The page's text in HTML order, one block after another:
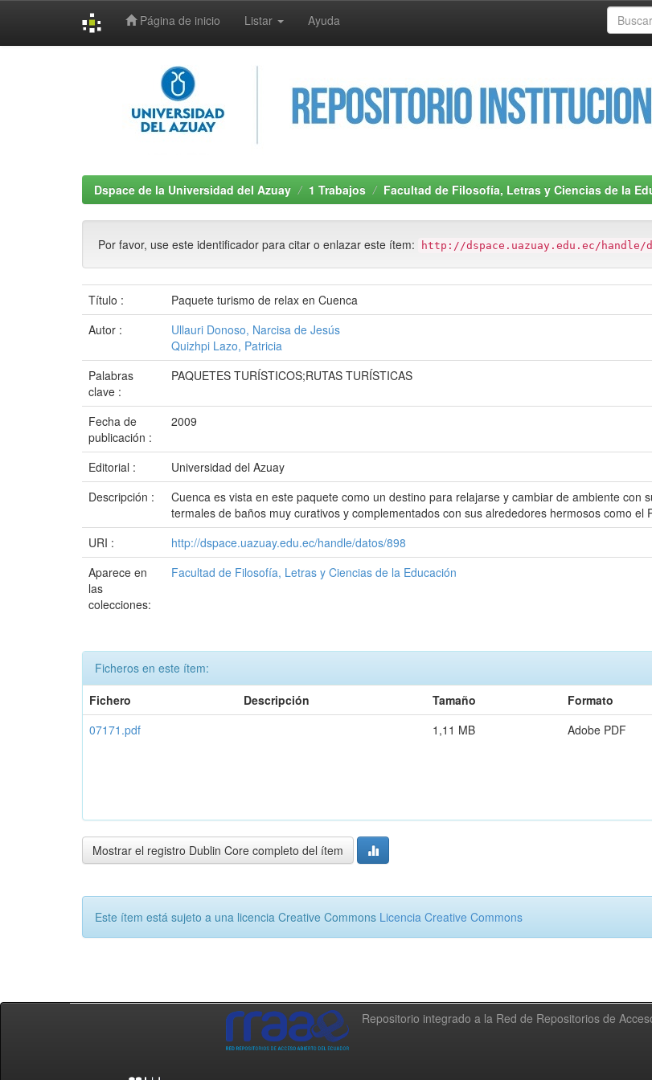
Página de inicio Listar Ayuda
Dspace de la Universidad del Azuay 1 Trabajos Facultad de Filosofía, Letras y Ciencias de la
Por favor, use este identificador para citar o enlazar este ítem: http://dspace.uazuay.edu.ec/handle/
Título :
Paquete turismo de relax en Cuenca
Autor :
Ullauri Donoso, Narcisa de Jesús
Quizhpi Lazo, Patricia
Palabras
clave :
PAQUETES TURÍSTICOS;RUTAS TURÍSTICAS
Fecha de
publicación :
2009
Editorial :
Universidad del Azuay
Descripción :
Cuenca es vista en este paquete como un destino para relajarse y cambiar de ambiente
termales de baños muy curativos y complementados con sus alrededores hermosos como el
URI :
http://dspace.uazuay.edu.ec/handle/datos/898
Aparece en
las
colecciones:
Facultad de Filosofía, Letras y Ciencias de la Educación
Ficheros en este ítem:
Fichero
Descripción Tamaño
Formato
07171.pdf
1,11 MB Adobe PDF
Mostrar el registro Dublin Core completo del ítem
Este ítem está sujeto a una licencia Creative Commons Licencia Creative Commons
Repositorio integrado a la Red de Repositorios de